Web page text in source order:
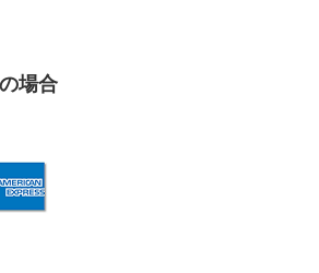
場合